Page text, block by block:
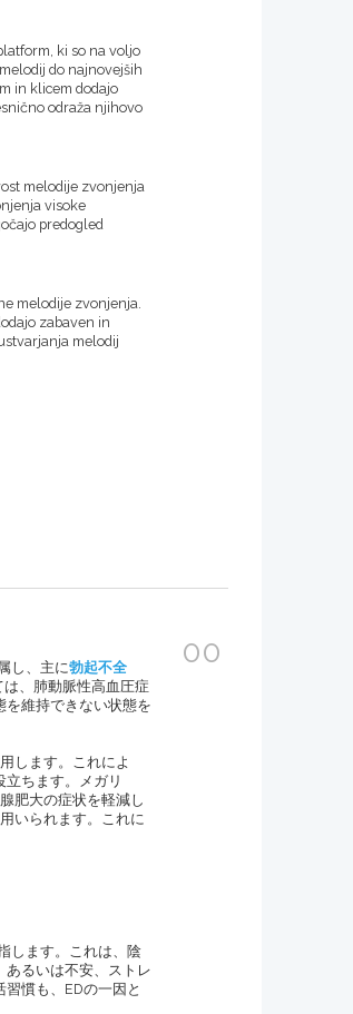
ki so na voljo
do najnovejših
in klicem dodajo
odraža njihovo
melodije zvonjenja
visoke
predogled
melodije zvonjenja.
zabaven in
melodij
し、主に勃起不全
は、肺動脈性高血圧症
を維持できない状態を
します。これによ
ちます。メガリ
肥大の症状を軽減し
いられます。これに
します。これは、陰
あるいは不安、ストレ
慣も、EDの一因と
00